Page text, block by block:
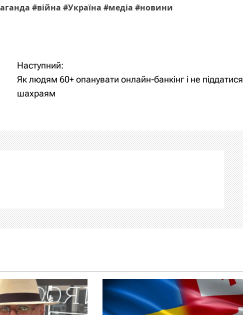
#війна #Україна #медіа #новини
Наступний:
Як людям 60+ опанувати онлайн-банкінг і не піддатися
шахраям